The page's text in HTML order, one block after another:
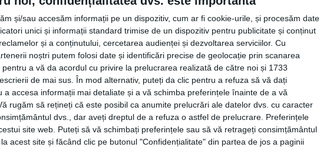
și/sau accesăm informații pe un dispozitiv, cum ar fi cookie-urile, și procesăm date
unici și informații standard trimise de un dispozitiv pentru publicitate și conținut
și a conținutului, cercetarea audienței și dezvoltarea serviciilor. Cu
noștri putem folosi date și identificări precise de geolocație prin scanarea
a vă da acordul cu privire la prelucrarea realizată de către noi și 1733
de mai sus. În mod alternativ, puteți da clic pentru a refuza să vă dați
a accesa informații mai detaliate și a vă schimba preferințele înainte de a vă
rugăm să rețineți că este posibil ca anumite prelucrări ale datelor dvs. cu caracter
dvs., dar aveți dreptul de a refuza o astfel de prelucrare. Preferințele
site web. Puteți să vă schimbați preferințele sau să vă retrageți consimțământul
acest site și făcând clic pe butonul "Confidențialitate" din partea de jos a paginii